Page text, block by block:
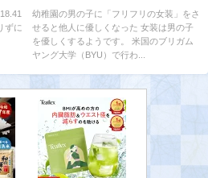
ずに
に優しくなった
幼稚園の男の子に「フリフリの女装」をさ
せると他人に優しくなった 女装は男の子
を優しくするようです。 米国のブリガム
ヤング大学（BYU）で行わ...